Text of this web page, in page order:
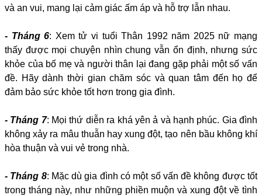
và an vui, mang lại cảm giác ấm áp và hỗ trợ lẫn nhau.
- Tháng 6: Xem tử vi tuổi Thân 1992 năm 2025 nữ mạng
thấy được mọi chuyện nhìn chung vẫn ổn định, nhưng sức
khỏe của bố mẹ và người thân lại đang gặp phải một số vấn
đề. Hãy dành thời gian chăm sóc và quan tâm đến họ để
đảm bảo sức khỏe tốt hơn trong gia đình.
- Tháng 7: Mọi thứ diễn ra khá yên ả và hạnh phúc. Gia đình
không xảy ra mâu thuẫn hay xung đột, tạo nên bầu không khí
hòa thuận và vui vẻ trong nhà.
- Tháng 8: Mặc dù gia đình có một số vấn đề không được tốt
trong tháng này, như những phiền muộn và xung đột về tình